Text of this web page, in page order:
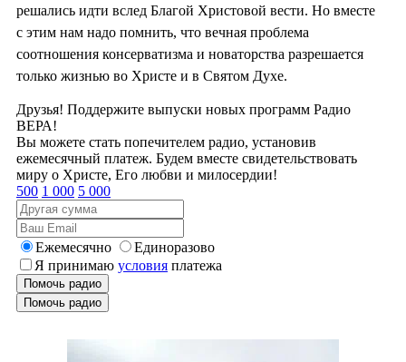
решались идти вслед Благой Христовой вести. Но вместе
с этим нам надо помнить, что вечная проблема
соотношения консерватизма и новаторства разрешается
только жизнью во Христе и в Святом Духе.
Друзья! Поддержите выпуски новых программ Радио
ВЕРА!
Вы можете стать попечителем радио, установив
ежемесячный платеж. Будем вместе свидетельствовать
миру о Христе, Его любви и милосердии!
500 1 000 5 000
Ежемесячно
Единоразово
Я принимаю условия платежа
Помочь радио
Помочь радио